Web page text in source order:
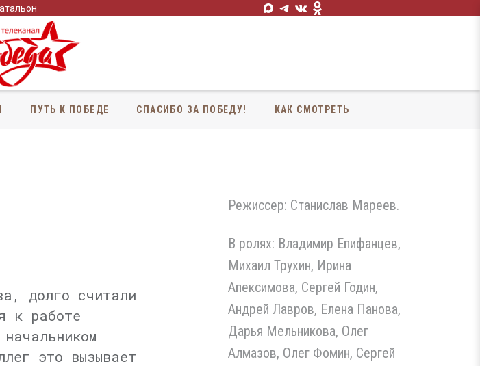
ПУТЬ К ПОБЕДЕ СПАСИБО ЗА ПОБЕДУ! КАК СМОТРЕТЬ
долго считали
к работе
это вызывает
Режиссер: Станислав Мареев.
В ролях: Владимир Епифанцев,
Михаил Трухин, Ирина
Апексимова, Сергей Годин,
Андрей Лавров, Елена Панова,
Дарья Мельникова, Олег
Алмазов, Олег Фомин, Сергей